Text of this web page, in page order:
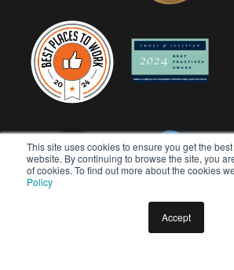
This site uses cookies to ensure you get the
website. By continuing to browse the site, you
of cookies. To find out more about the cookies
Policy
Accept